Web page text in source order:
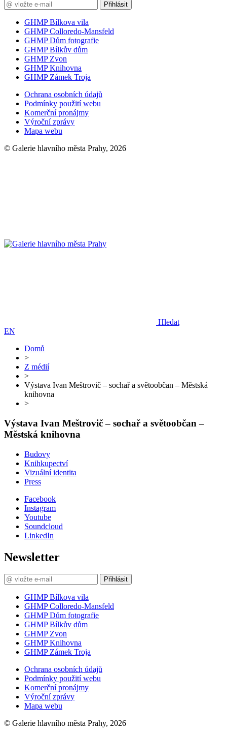
Přihlásit
GHMP Bílkova vila
GHMP Colloredo-Mansfeld
GHMP Dům fotografie
GHMP Bílkův dům
GHMP Zvon
GHMP Knihovna
GHMP Zámek Troja
Ochrana osobních údajů
Podmínky použití webu
Komerční pronájmy
Výroční zprávy
Mapa webu
© Galerie hlavního města Prahy, 2026
Hledat
EN
Domů
>
Z médií
>
Výstava Ivan Meštrovič – sochař a světoobčan – Městská
knihovna
>
Výstava Ivan Meštrovič – sochař a světoobčan –
Městská knihovna
Budovy
Knihkupectví
Vizuální identita
Press
Facebook
Instagram
Youtube
Soundcloud
LinkedIn
Newsletter
Přihlásit
GHMP Bílkova vila
GHMP Colloredo-Mansfeld
GHMP Dům fotografie
GHMP Bílkův dům
GHMP Zvon
GHMP Knihovna
GHMP Zámek Troja
Ochrana osobních údajů
Podmínky použití webu
Komerční pronájmy
Výroční zprávy
Mapa webu
© Galerie hlavního města Prahy, 2026